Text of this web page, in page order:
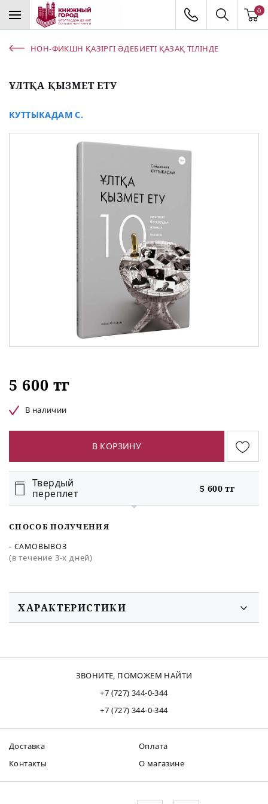
0
НОН-ФИКШН ҚАЗІРГІ ӘДЕБИЕТІ ҚАЗАҚ ТІЛІНДЕ
ҰЛТҚА ҚЫЗМЕТ ЕТУ
КУТТЫКАДАМ С.
5 600 тг
В наличии
В КОРЗИНУ
Твердый
переплет
5 600 тг
СПОСОБ ПОЛУЧЕНИЯ
- САМОВЫВОЗ
(в течение 3-х дней)
ХАРАКТЕРИСТИКИ
ЗВОНИТЕ, ПОМОЖЕМ НАЙТИ
+7 (727) 344-0-344
+7 (727) 344-0-344
Доставка
Оплата
Контакты
О магазине